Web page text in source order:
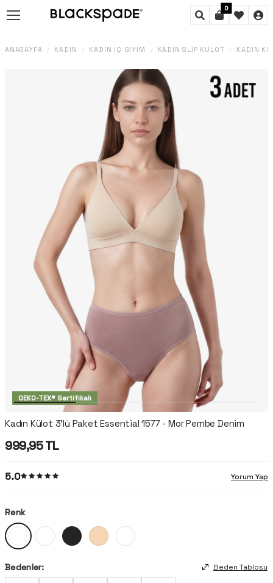
0
ANASAYFA / KADIN / KADIN İÇ GIYIM / KADIN SLIP KÜLOT / KADIN
OEKO-TEX® Sertifikalı
Kadın Külot 3'lü Paket Essential 1577 - Mor Pembe Denim
999,95TL
5.0 Yorum Yap
Renk
Bedenler: Beden Tablosu